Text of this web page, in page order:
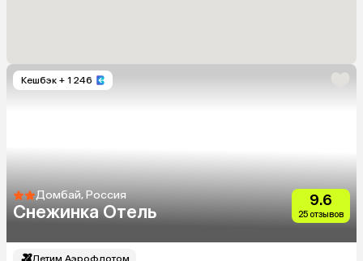
Кешбэк + 1 246
Домбай, Россия
Снежинка Отель
9.6
25 отзывов
Летим Аэрофлотом